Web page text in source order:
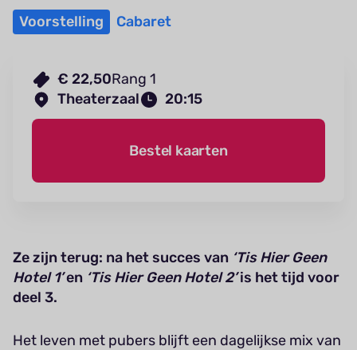
Voorstelling Cabaret
€ 22,50Rang 1
Theaterzaal
20:15
Bestel kaarten
Ze zijn terug: na het succes van ‘Tis Hier Geen
Hotel 1’en ‘Tis Hier Geen Hotel 2’is het tijd voor
deel 3.
Het leven met pubers blijft een dagelijkse mix van